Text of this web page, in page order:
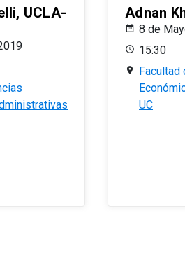
UCLA-
Adnan
8 de
15:30
Facultad
UC